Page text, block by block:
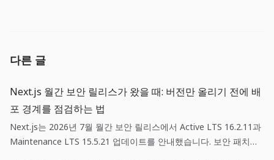
다른 글
Next.js 월간 보안 릴리스가 왔을 때: 버전만 올리기 전에 배
포 경계를 점검하는 법
Next.js는 2026년 7월 월간 보안 릴리스에서 Active LTS 16.2.11과
Maintenance LTS 15.5.21 업데이트를 안내했습니다. 보안 패치는